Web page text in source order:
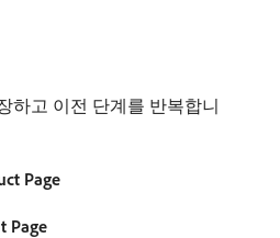
하고 이전 단계를 반복합니
Page
Page